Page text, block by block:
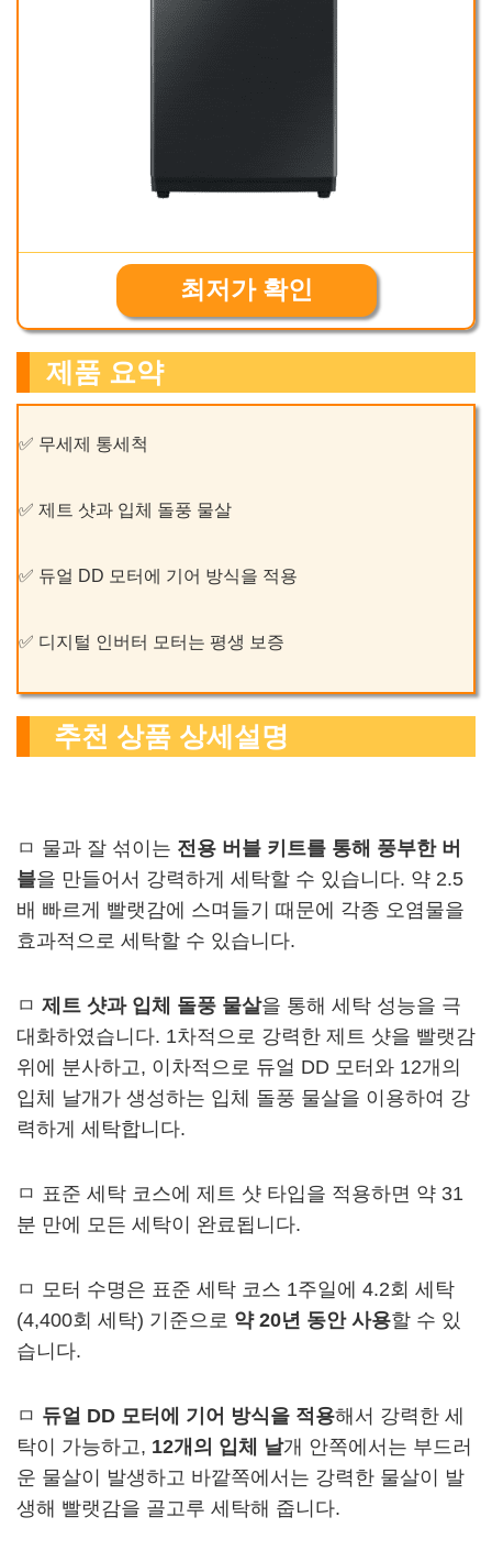
최저가 확인
제품 요약
✅ 무세제 통세척
✅ 제트 샷과 입체 돌풍 물살
✅ 듀얼 DD 모터에 기어 방식을 적용
✅ 디지털 인버터 모터는 평생 보증
추천 상품 상세설명
ㅁ 물과 잘 섞이는 전용 버블 키트를 통해 풍부한 버
블을 만들어서 강력하게 세탁할 수 있습니다. 약 2.5
배 빠르게 빨랫감에 스며들기 때문에 각종 오염물을
효과적으로 세탁할 수 있습니다.
ㅁ 제트 샷과 입체 돌풍 물살을 통해 세탁 성능을 극
대화하였습니다. 1차적으로 강력한 제트 샷을 빨랫감
위에 분사하고, 이차적으로 듀얼 DD 모터와 12개의
입체 날개가 생성하는 입체 돌풍 물살을 이용하여 강
력하게 세탁합니다.
ㅁ 표준 세탁 코스에 제트 샷 타입을 적용하면 약 31
분 만에 모든 세탁이 완료됩니다.
ㅁ 모터 수명은 표준 세탁 코스 1주일에 4.2회 세탁
(4,400회 세탁) 기준으로 약 20년 동안 사용할 수 있
습니다.
ㅁ 듀얼 DD 모터에 기어 방식을 적용해서 강력한 세
탁이 가능하고, 12개의 입체 날개 안쪽에서는 부드러
운 물살이 발생하고 바깥쪽에서는 강력한 물살이 발
생해 빨랫감을 골고루 세탁해 줍니다.